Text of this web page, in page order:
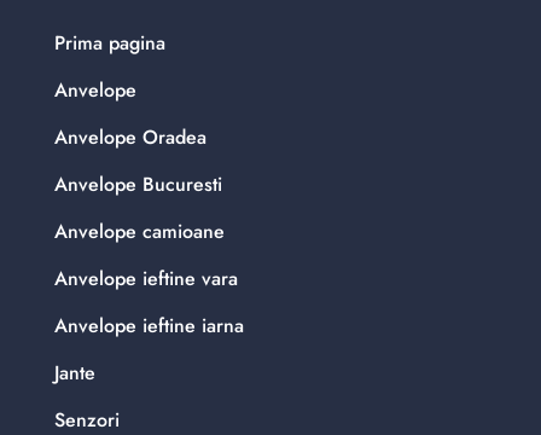
Prima pagina
Anvelope
Anvelope Oradea
Anvelope Bucuresti
Anvelope camioane
Anvelope ieftine vara
Anvelope ieftine iarna
Jante
Senzori